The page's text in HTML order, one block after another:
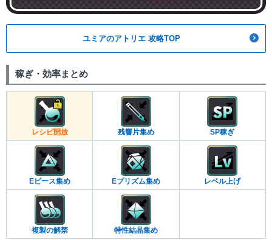
ユミアのアトリエ 攻略TOP
稼ぎ・効率まとめ
レシピ開放 残響片集め SP稼ぎ
Eピース集め Eプリズム集め レベル上げ
複製の解禁 特性結晶集め